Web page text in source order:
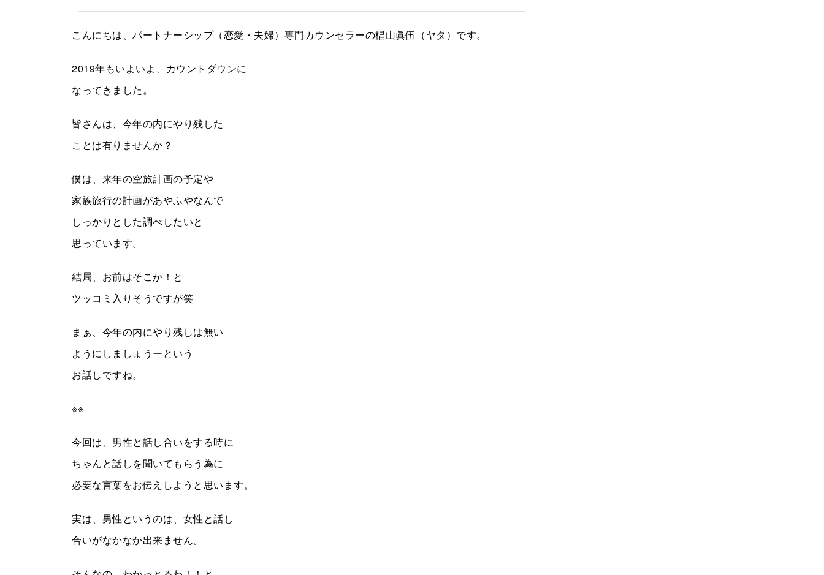
こんにちは、パートナーシップ（恋愛・夫婦）専門カウンセラーの椙山眞伍（ヤタ）です。
2019年もいよいよ、カウントダウンに
なってきました。
皆さんは、今年の内にやり残した
ことは有りませんか？
僕は、来年の空旅計画の予定や
家族旅行の計画があやふやなんで
しっかりとした調べしたいと
思っています。
結局、お前はそこか！と
ツッコミ入りそうですが笑
まぁ、今年の内にやり残しは無い
ようにしましょうーという
お話しですね。
※※
今回は、男性と話し合いをする時に
ちゃんと話しを聞いてもらう為に
必要な言葉をお伝えしようと思います。
実は、男性というのは、女性と話し
合いがなかなか出来ません。